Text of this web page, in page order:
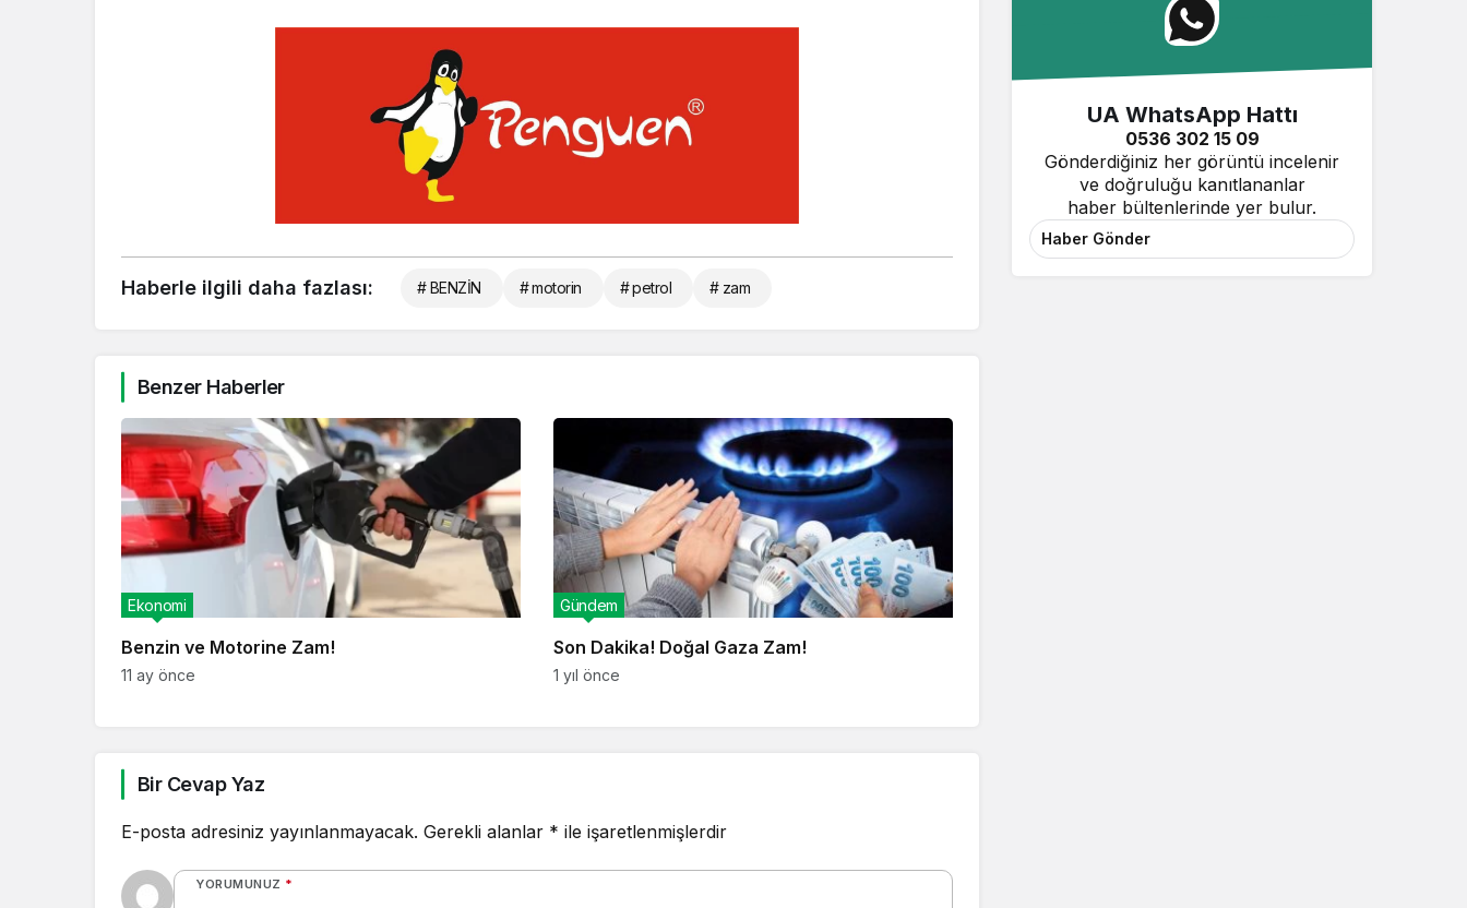
Haberle ilgili daha fazlası: # BENZİN # motorin # petrol # zam
Benzer Haberler
Benzin ve Motorine Zam!
Ekonomi
11 ay önce
Son Dakika! Doğal Gaza Zam!
Gündem
1 yıl önce
Bir Cevap Yaz
E-posta adresiniz yayınlanmayacak. Gerekli alanlar * ile işaretlenmişlerdir
YORUMUNUZ *
UA WhatsApp Hattı
0536 302 15 09
Gönderdiğiniz her görüntü incelenir
ve doğruluğu kanıtlananlar
haber bültenlerinde yer bulur.
Haber Gönder